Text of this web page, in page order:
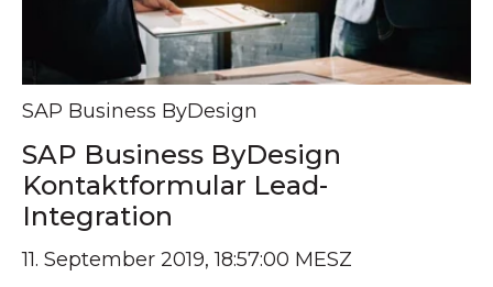
SAP Business ByDesign
SAP Business ByDesign
Kontaktformular Lead-
Integration
11. September 2019, 18:57:00 MESZ